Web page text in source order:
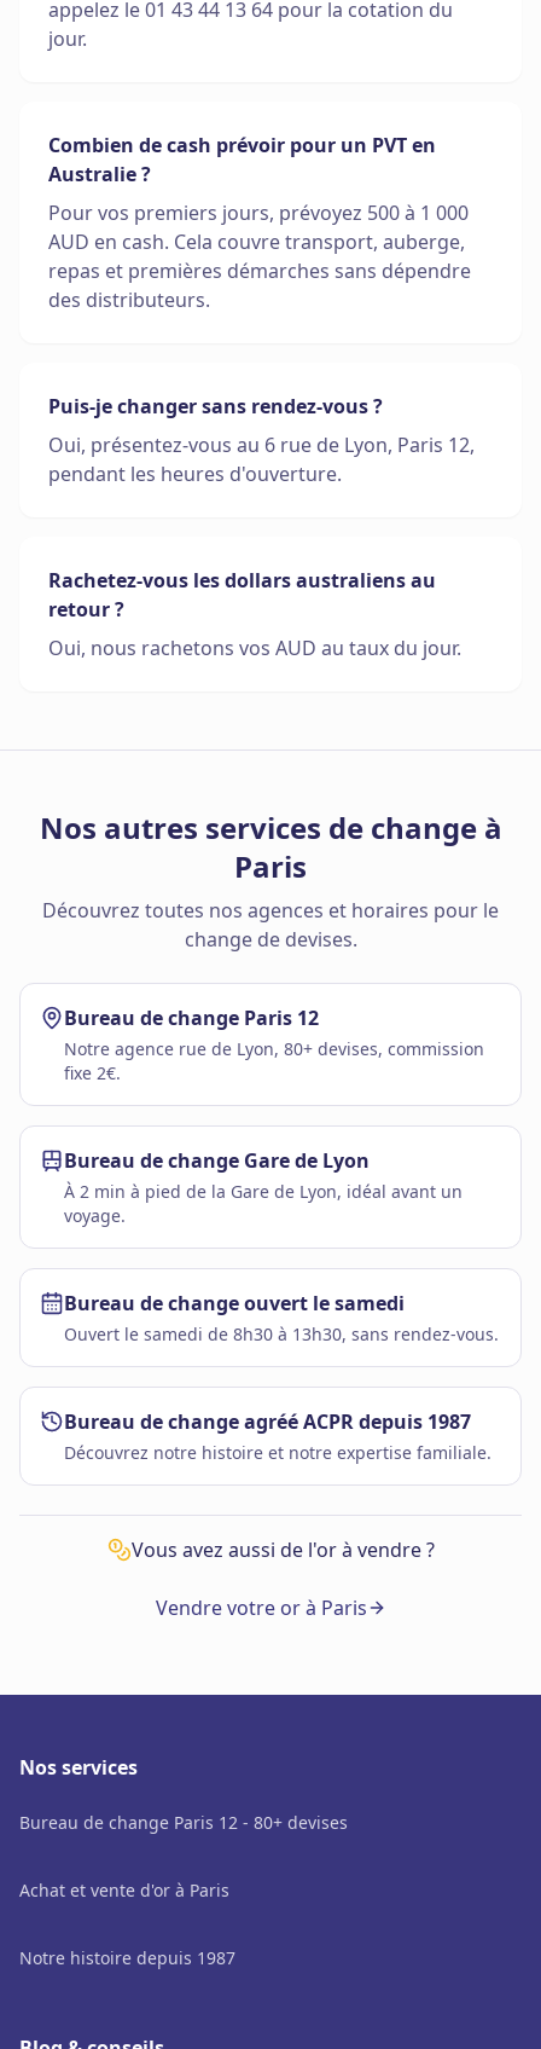
appelez le 01 43 44 13 64 pour la cotation du
jour.
Combien de cash prévoir pour un PVT en
Australie ?
Pour vos premiers jours, prévoyez 500 à 1 000
AUD en cash. Cela couvre transport, auberge,
repas et premières démarches sans dépendre
des distributeurs.
Puis-je changer sans rendez-vous ?
Oui, présentez-vous au 6 rue de Lyon, Paris 12,
pendant les heures d'ouverture.
Rachetez-vous les dollars australiens au
retour ?
Oui, nous rachetons vos AUD au taux du jour.
Nos autres services de change à
Paris
Découvrez toutes nos agences et horaires pour le
change de devises.
Bureau de change Paris 12
Notre agence rue de Lyon, 80+ devises, commission
fixe 2€.
Bureau de change Gare de Lyon
À 2 min à pied de la Gare de Lyon, idéal avant un
voyage.
Bureau de change ouvert le samedi
Ouvert le samedi de 8h30 à 13h30, sans rendez-vous.
Bureau de change agréé ACPR depuis 1987
Découvrez notre histoire et notre expertise familiale.
Vous avez aussi de l'or à vendre ?
Vendre votre or à Paris
Nos services
Bureau de change Paris 12 - 80+ devises
Achat et vente d'or à Paris
Notre histoire depuis 1987